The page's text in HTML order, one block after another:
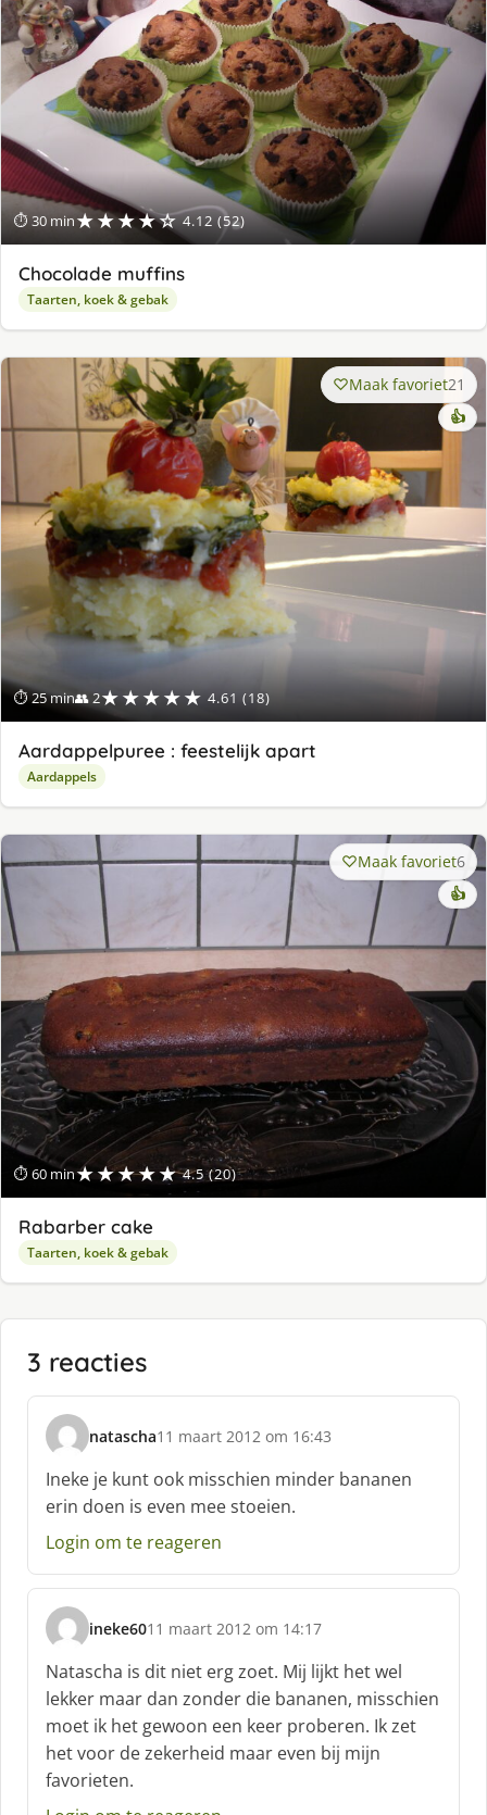
⏱ 30 min★★★★☆ 4.12 (52)
Chocolade muffins
Taarten, koek & gebak
⏱ 25 min👥 2★★★★★ 4.61 (18)
Maak favoriet21
👍
Aardappelpuree : feestelijk apart
Aardappels
⏱ 60 min★★★★★ 4.5 (20)
Maak favoriet6
👍
Rabarber cake
Taarten, koek & gebak
3 reacties
natascha
s
c
h
r
e
f
11 maart 2012 om 16:43
Ineke je kunt ook misschien minder bananen
erin doen is even mee stoeien.
Login om te reageren
ineke60
s
c
h
r
e
e
f
11 maart 2012 om 14:17
Natascha is dit niet erg zoet. Mij lijkt het wel
lekker maar dan zonder die bananen, misschien
moet ik het gewoon een keer proberen. Ik zet
het voor de zekerheid maar even bij mijn
favorieten.